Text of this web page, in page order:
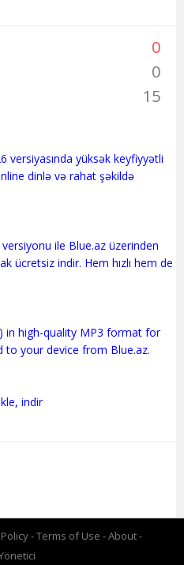
0
0
15
versiyasında yüksək keyfiyyətli
dinlə və rahat şəkildə
versiyonu ile Blue.az üzerinden
ücretsiz indir. Hem hızlı hem de
in high-quality MP3 format for
your device from Blue.az.
Terms of Use
About